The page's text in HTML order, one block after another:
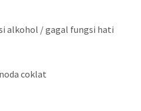
alkohol / gagal fungsi hati
coklat